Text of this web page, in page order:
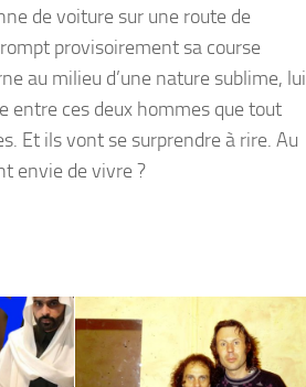
de voiture sur une route de
provisoirement sa course
au milieu d’une nature sublime, lui
entre ces deux hommes que tout
Et ils vont se surprendre à rire. Au
envie de vivre ?